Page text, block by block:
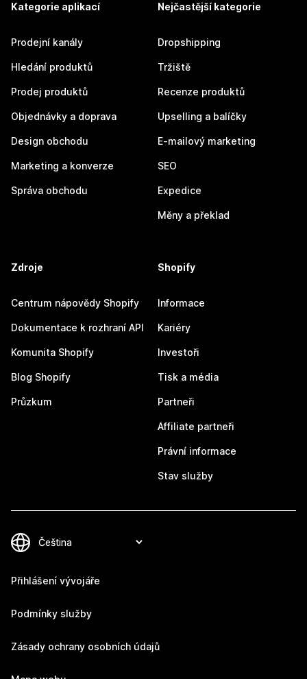
Kategorie aplikací
Prodejní kanály
Hledání produktů
Prodej produktů
Objednávky a doprava
Design obchodu
Marketing a konverze
Správa obchodu
Nejčastější kategorie
Dropshipping
Tržiště
Recenze produktů
Upselling a balíčky
E-mailový marketing
SEO
Expedice
Měny a překlad
Zdroje
Centrum nápovědy Shopify
Dokumentace k rozhraní API
Komunita Shopify
Blog Shopify
Průzkum
Shopify
Informace
Kariéry
Investoři
Tisk a média
Partneři
Affiliate partneři
Právní informace
Stav služby
Přihlášení vývojáře
Podmínky služby
Zásady ochrany osobních údajů